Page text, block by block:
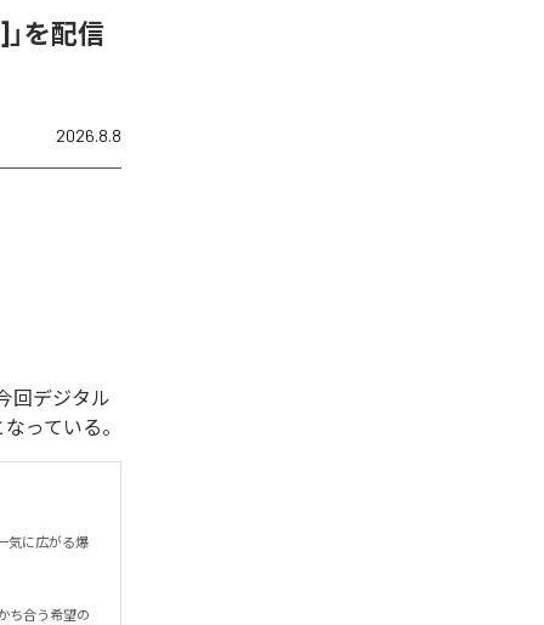
を配信
2026.8.8
回デジタル
っている。
気に広がる爆
ち合う希望の